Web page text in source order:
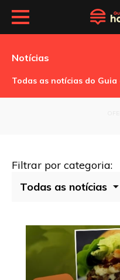
Notícias
Todas as notícias do
Filtrar por categoria: